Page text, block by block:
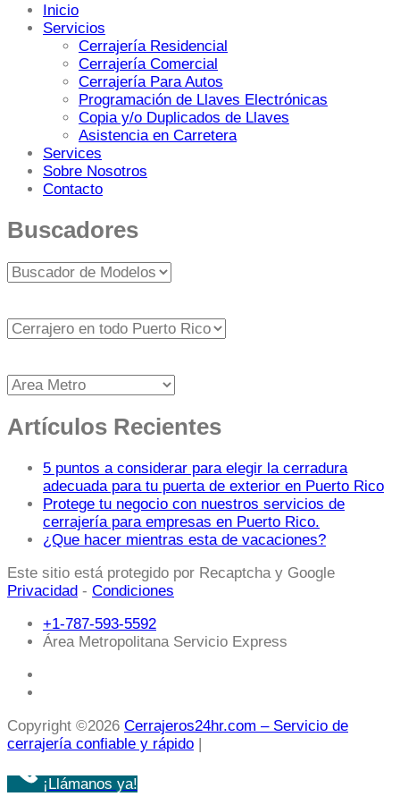
Inicio
Servicios
Cerrajería Residencial
Cerrajería Comercial
Cerrajería Para Autos
Programación de Llaves Electrónicas
Copia y/o Duplicados de Llaves
Asistencia en Carretera
Services
Sobre Nosotros
Contacto
Buscadores
Artículos Recientes
5 puntos a considerar para elegir la cerradura
adecuada para tu puerta de exterior en Puerto Rico
Protege tu negocio con nuestros servicios de
cerrajería para empresas en Puerto Rico.
¿Que hacer mientras esta de vacaciones?
Este sitio está protegido por Recaptcha y Google
Privacidad - Condiciones
+1-787-593-5592
Área Metropolitana Servicio Express
Copyright ©2026 Cerrajeros24hr.com – Servicio de
cerrajería confiable y rápido |
¡Llámanos ya!